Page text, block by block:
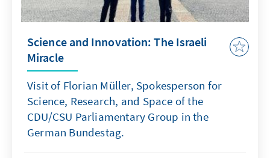
Science and Innovation: The Israeli
Miracle
Visit of Florian Müller, Spokesperson for
Science, Research, and Space of the
CDU/CSU Parliamentary Group in the
German Bundestag.